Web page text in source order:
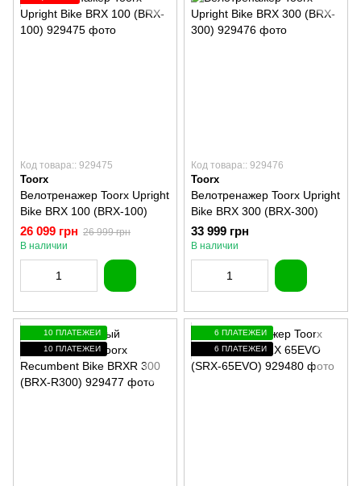
Код товара:: 929475
Toorx
Велотренажер Toorx Upright
Bike BRX 100 (BRX-100)
26 099 грн 26 999 грн
В наличии
Код товара:: 929476
Toorx
Велотренажер Toorx Upright
Bike BRX 300 (BRX-300)
33 999 грн
В наличии
10 ПЛАТЕЖЕЙ
10 ПЛАТЕЖЕЙ
6 ПЛАТЕЖЕЙ
6 ПЛАТЕЖЕЙ